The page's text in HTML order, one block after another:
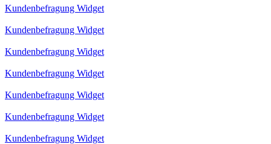
Kundenbefragung Widget
Kundenbefragung Widget
Kundenbefragung Widget
Kundenbefragung Widget
Kundenbefragung Widget
Kundenbefragung Widget
Kundenbefragung Widget